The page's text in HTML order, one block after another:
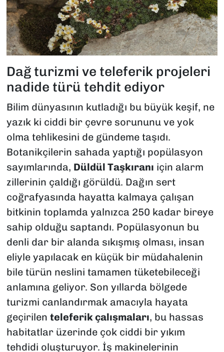
Dağ turizmi ve teleferik projeleri
nadide türü tehdit ediyor
Bilim dünyasının kutladığı bu büyük keşif, ne
yazık ki ciddi bir çevre sorununu ve yok
olma tehlikesini de gündeme taşıdı.
Botanikçilerin sahada yaptığı popülasyon
sayımlarında, Düldül Taşkıranı için alarm
zillerinin çaldığı görüldü. Dağın sert
coğrafyasında hayatta kalmaya çalışan
bitkinin toplamda yalnızca 250 kadar bireye
sahip olduğu saptandı. Popülasyonun bu
denli dar bir alanda sıkışmış olması, insan
eliyle yapılacak en küçük bir müdahalenin
bile türün neslini tamamen tüketebileceği
anlamına geliyor. Son yıllarda bölgede
turizmi canlandırmak amacıyla hayata
geçirilen teleferik çalışmaları, bu hassas
habitatlar üzerinde çok ciddi bir yıkım
tehdidi oluşturuyor. İş makinelerinin